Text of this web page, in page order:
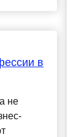
в
не